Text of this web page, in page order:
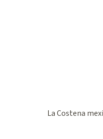
La Costena